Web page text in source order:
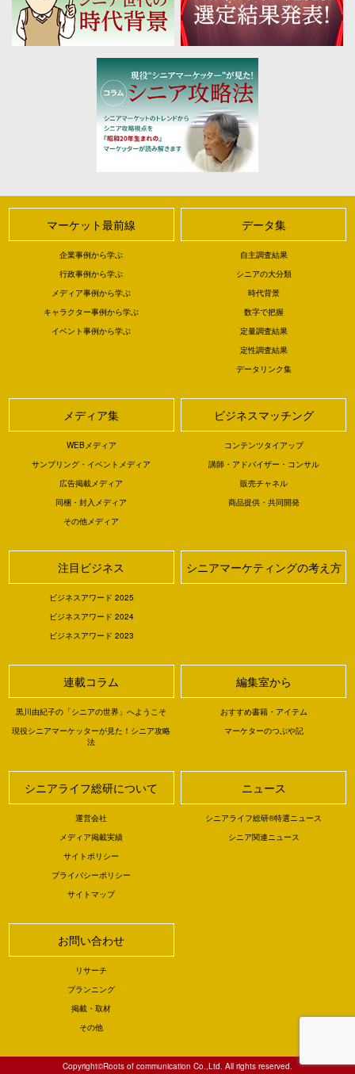
マーケット最前線
企業事例から学ぶ
行政事例から学ぶ
メディア事例から学ぶ
キャラクター事例から学ぶ
イベント事例から学ぶ
データ集
自主調査結果
シニアの大分類
時代背景
数字で把握
定量調査結果
定性調査結果
データリンク集
メディア集
WEBメディア
サンプリング・イベントメディア
広告掲載メディア
同梱・封入メディア
その他メディア
ビジネスマッチング
コンテンツタイアップ
講師・アドバイザー・コンサル
販売チャネル
商品提供・共同開発
注目ビジネス
ビジネスアワード 2025
ビジネスアワード 2024
ビジネスアワード 2023
シニアマーケティングの考え方
連載コラム
黒川由紀子の「シニアの世界」へようこそ
現役シニアマーケッターが見た！シニア攻略
法
編集室から
おすすめ書籍・アイテム
マーケターのつぶや記
シニアライフ総研について
運営会社
メディア掲載実績
サイトポリシー
プライバシーポリシー
サイトマップ
ニュース
シニアライフ総研®特選ニュース
シニア関連ニュース
お問い合わせ
リサーチ
プランニング
掲載・取材
その他
Copyright©Roots of communication Co.,Ltd. All rights reserved.